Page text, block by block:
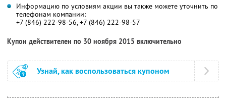
Информацию по условиям акции вы также можете уточнить по
телефонам компании:
+7 (846) 222-98-56, +7 (846) 222-98-57
Купон действителен по 30 ноября 2015 включительно
Узнай, как воспользоваться купоном